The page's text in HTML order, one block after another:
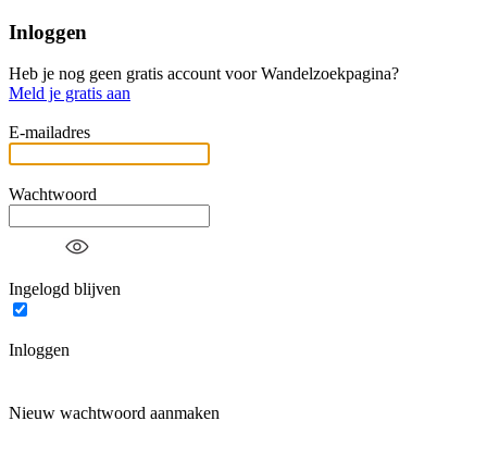
Inloggen
Heb je nog geen gratis account voor Wandelzoekpagina?
Meld je gratis aan
E-mailadres
Wachtwoord
Ingelogd blijven
Inloggen
Nieuw wachtwoord aanmaken